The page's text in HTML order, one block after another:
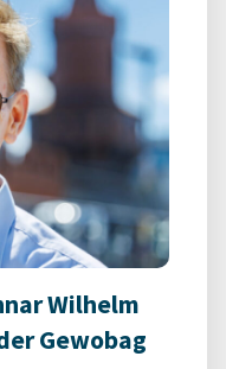
Wilhelm
Gewobag